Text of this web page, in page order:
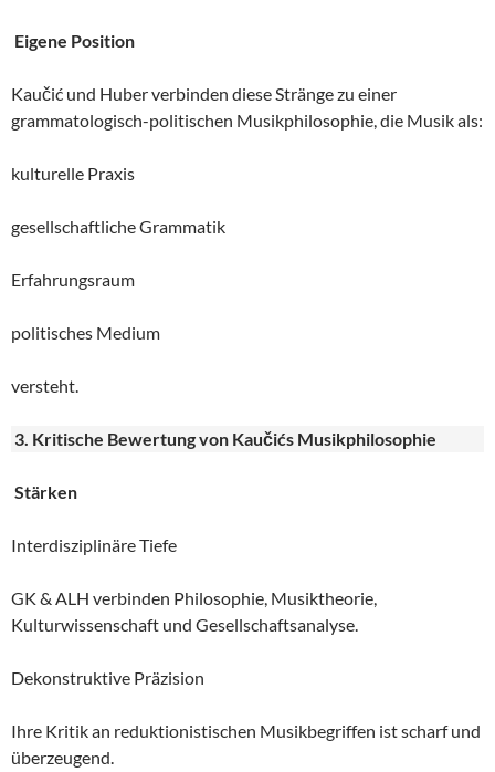
Eigene Position
Kaučić und Huber verbinden diese Stränge zu einer
grammatologisch-politischen Musikphilosophie, die Musik als:
kulturelle Praxis
gesellschaftliche Grammatik
Erfahrungsraum
politisches Medium
versteht.
3. Kritische Bewertung von Kaučićs Musikphilosophie
Stärken
Interdisziplinäre Tiefe
GK & ALH verbinden Philosophie, Musiktheorie,
Kulturwissenschaft und Gesellschaftsanalyse.
Dekonstruktive Präzision
Ihre Kritik an reduktionistischen Musikbegriffen ist scharf und
überzeugend.